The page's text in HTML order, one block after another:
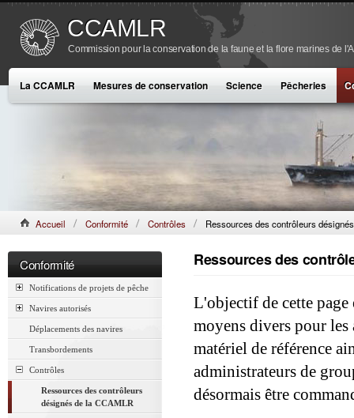
CCAMLR
Commission pour la conservation de la faune et la flore marines de
La CCAMLR Mesures de conservation Science Pêcheries
Accueil Conformité Contrôles Ressources des contrôleurs
Conformité
Notifications de projets de pêche
Navires autorisés
Déplacements des navires
Transbordements
Contrôles
Ressources des contrôleurs
désignés de la CCAMLR
Ressources des
L'objectif de cette
moyens divers pour les
matériel de référence
administrateurs de
désormais être